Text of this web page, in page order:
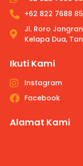
+62 822 7688
Jl. Roro
Kelapa Dua,
Ikuti Kami
Instagram
Facebook
Alamat Kami